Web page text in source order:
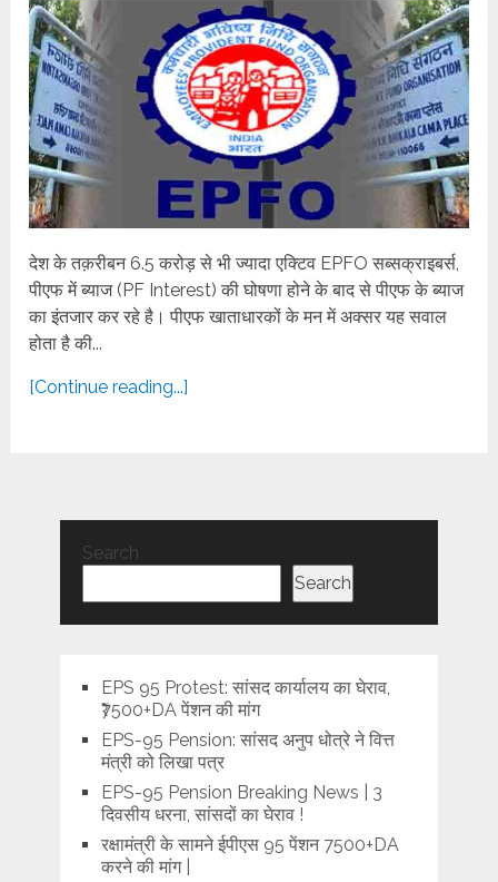
देश के तक़रीबन 6.5 करोड़ से भी ज्यादा एक्टिव EPFO सब्सक्राइबर्स,
पीएफ में ब्याज (PF Interest) की घोषणा होने के बाद से पीएफ के ब्याज
का इंतजार कर रहे है। पीएफ खाताधारकों के मन में अक्सर यह सवाल
होता है की...
[Continue reading...]
Search
Search
EPS 95 Protest: सांसद कार्यालय का घेराव,
₹7500+DA पेंशन की मांग
EPS-95 Pension: सांसद अनुप धोत्रे ने वित्त
मंत्री को लिखा पत्र
EPS-95 Pension Breaking News | 3
दिवसीय धरना, सांसदों का घेराव !
रक्षामंत्री के सामने ईपीएस 95 पेंशन 7500+DA
करने की मांग |